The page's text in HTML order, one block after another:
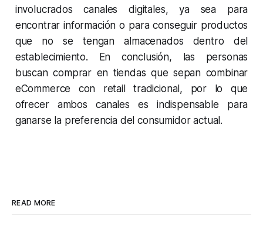
involucrados canales digitales, ya sea para
encontrar información o para conseguir productos
que no se tengan almacenados dentro del
establecimiento. En conclusión, las personas
buscan comprar en tiendas que sepan combinar
eCommerce con retail tradicional, por lo que
ofrecer ambos canales es indispensable para
ganarse la preferencia del consumidor actual.
READ MORE